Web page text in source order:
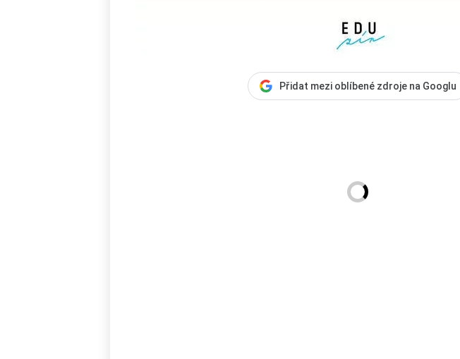
Přidat mezi oblíbené zdroje na Googlu